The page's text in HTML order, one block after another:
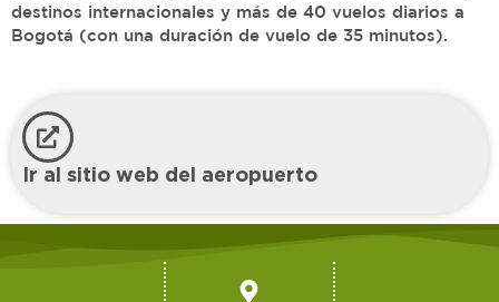
destinos internacionales y más de 40 vuelos diarios a
Bogotá (con una duración de vuelo de 35 minutos).
Ir al sitio web del aeropuerto